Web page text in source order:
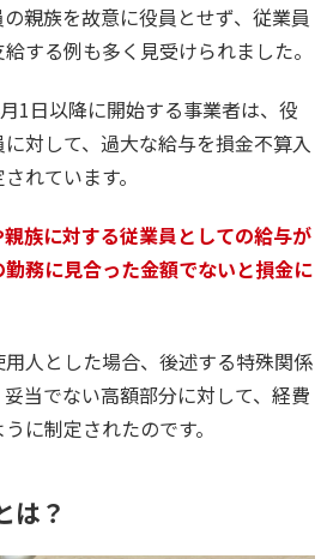
親族を故意に役員とせず、従業員
する例も多く見受けられました。
1日以降に開始する事業者は、役
対して、過大な給与を損金不算入
れています。
族に対する従業員としての給与が
務に見合った金額でないと損金に
人とした場合、後述する特殊関係
当でない高額部分に対して、経費
に制定されたのです。
は？